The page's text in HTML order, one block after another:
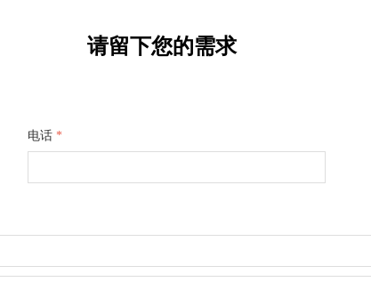
请留下您的需求
电话 *